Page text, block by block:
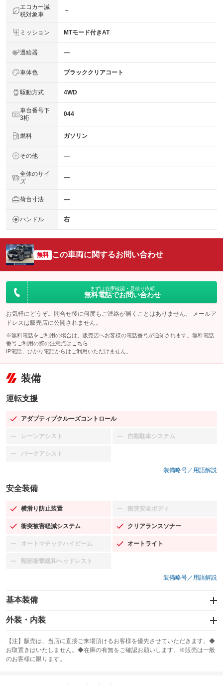
エコカー減
税対象車
－
ミッション MTモード付きAT
過給器 ―
車体色 ブラッククリアコート
駆動方式 4WD
車台番号下
3桁
044
燃料 ガソリン
その他 ―
全体のサイ
ズ
―
荷台寸法 ―
ハンドル 右
無料 この車両に関するお問い合わせ
まずは在庫確認・見積り依頼
無料電話でお問い合わせ
お気軽にどうぞ。問合せ後に何度もご連絡が届くことはありません。 メールア
ドレスは販売店に公開されません。
※無料電話をご利用の場合は、販売店へお客様の電話番号が通知されます。無料電話
番号ご利用の際の注意点は こちら
IP電話、ひかり電話からはご利用いただけません。
装備
運転支援
アダプティブクルーズコントロール
：装備あり
レーンアシスト
：装備なし 自動駐車システム
：装備なし
パークアシスト
：装備なし
装備略号／用語解説
安全装備
横滑り防止装置
：装備あり 衝突安全ボディ
：装備なし
衝突被害軽減システム
：装備あり クリアランスソナー
：装備あり
オートマチックハイビーム
：装備なし オートライト
：装備あり
頸部衝撃緩和ヘッドレスト
：装備なし
装備略号／用語解説
基本装備
エアバッグ：運転席/助手席/サイド
：装備あり
：装備なし
サンルーフ
：装備なし ABS
外装・内装
カーナビ：SDナビ
：装備あり
TV：フルセグ
：装備あり
【注】販売は、当店に直接ご来場頂けるお客様を優先させていただきます。◆
お取置きはいたしません。◆在庫の有無をご確認お願いします。※販売は一般
のお客様に限ります。